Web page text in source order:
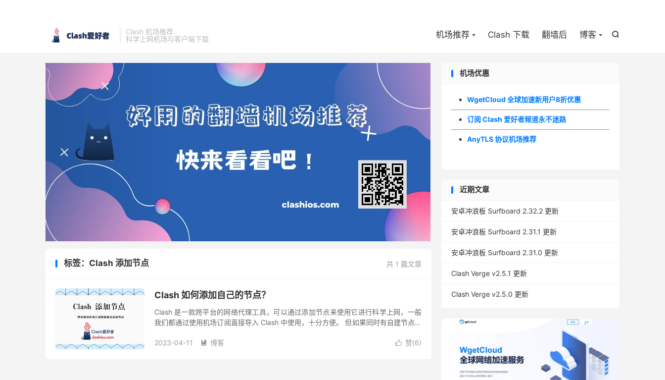
Clash 机场推荐
科学上网机场与客户端下载

机场推荐 Clash 下载 翻墙后 博客
共 1 篇文章
标签：Clash 添加节点
Clash 如何添加自己的节点？
Clash 是一款跨平台的网络代理工具，可以通过添加节点来使用它进行科学上网，一般
我们都通过使用机场订阅直接导入 Clash 中使用，十分方便。 但如果同时有自建节点，
 赞(6)
2023-04-11  博客
机场优惠
WgetCloud 全球加速新用户8折优惠
订阅 Clash 爱好者频道永不迷路
AnyTLS 协议机场推荐
近期文章
安卓冲浪板 Surfboard 2.32.2 更新
安卓冲浪板 Surfboard 2.31.1 更新
安卓冲浪板 Surfboard 2.31.0 更新
Clash Verge v2.5.1 更新
Clash Verge v2.5.0 更新